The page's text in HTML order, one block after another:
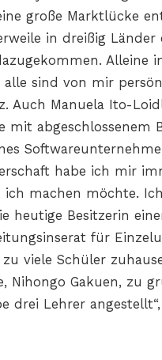
große Marktlücke
in dreißig Länder
Alleine
alle sind von mir
Auch Manuela Ito-
mit abgeschlossenem
habe ich mir
ich machen möchte.
heutige Besitzerin
für
zu viele Schüler
Nihongo Gakuen, zu
drei Lehrer